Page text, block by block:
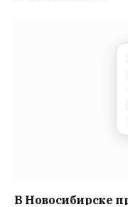
В Новосибирске